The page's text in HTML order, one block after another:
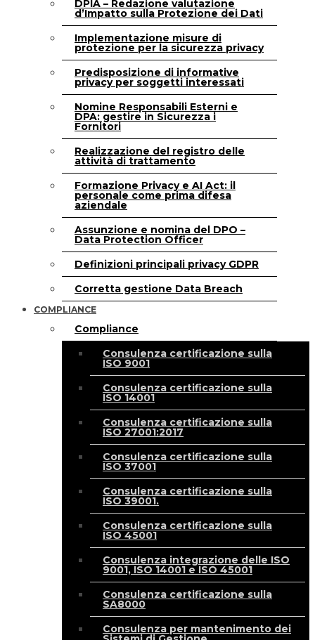
DPIA – Redazione valutazione
d’Impatto sulla Protezione dei Dati
Implementazione misure di
protezione per la sicurezza privacy
Predisposizione di informative
privacy per soggetti interessati
Nomine Responsabili Esterni e
DPA: gestire in Sicurezza i
Fornitori
Realizzazione del registro delle
attività di trattamento
Formazione Privacy e AI Act: il
personale come prima difesa
aziendale
Assunzione e nomina del DPO –
Data Protection Officer
Definizioni principali privacy GDPR
Corretta gestione Data Breach
COMPLIANCE
Compliance
Consulenza certificazione sulla
ISO 9001
Consulenza certificazione sulla
ISO 14001
Consulenza certificazione sulla
ISO 27001:2017
Consulenza certificazione sulla
ISO 37001
Consulenza certificazione sulla
ISO 39001.
Consulenza certificazione sulla
ISO 45001
Consulenza integrazione delle ISO
9001, ISO 14001 e ISO 45001
Consulenza certificazione sulla
SA8000
Consulenza per mantenimento dei